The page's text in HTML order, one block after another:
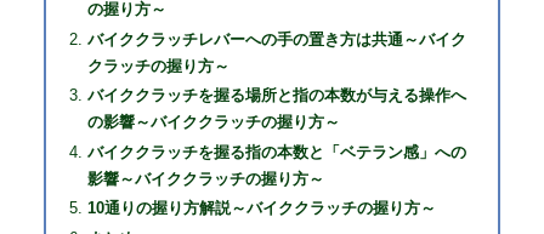
の握り方～
バイククラッチレバーへの手の置き方は共通～バイク
クラッチの握り方～
バイククラッチを握る場所と指の本数が与える操作へ
の影響～バイククラッチの握り方～
バイククラッチを握る指の本数と「ベテラン感」への
影響～バイククラッチの握り方～
10通りの握り方解説～バイククラッチの握り方～